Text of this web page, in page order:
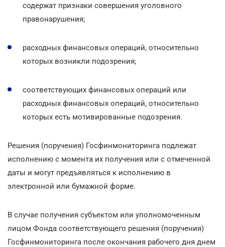
содержат признаки совершения уголовного
правонарушения;
расходных финансовых операций, относительно
которых возникли подозрения;
соответствующих финансовых операций или
расходных финансовых операций, относительно
которых есть мотивированные подозрения.
Решения (поручения) Госфинмониторинга подлежат
исполнению с момента их получения или с отмеченной
даты и могут предъявляться к исполнению в
электронной или бумажной форме.
В случае получения субъектом или уполномоченным
лицом Фонда соответствующего решения (поручения)
Госфинмониторинга после окончания рабочего дня днем